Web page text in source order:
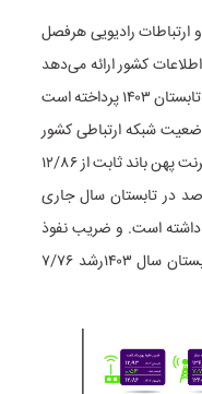
ارتباطات رادیویی هرفصل
کشور ارائه می‌دهد
که در این فصل به ارائه آمار مربوط به پایان تابستان ۱۴۰۳ پرداخته است
شبکه ارتباطی کشور
مورد بررسی واقع شده. به طوریکه نفوذ اینترنت پهن باند ثابت از ۱۲/۸۶
تابستان سال ۱۴۰۲ به ۱۲/۹۳ درصد در تابستان سال جاری
۰/۵۴درصد رشد داشته است. و ضریب نفوذ
پهن باند سیار از ۱۲۶/۹۷ به ۱۳۶/۸۲ در تابستان سال ۱۴۰۳رشد ۷/۷۶